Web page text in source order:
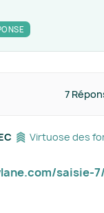
7
Virtuose des
saisie-